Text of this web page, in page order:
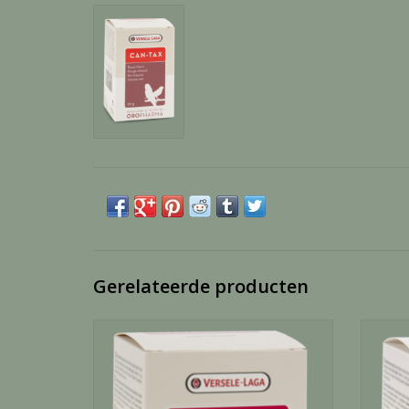
Gerelateerde producten
Omni-vit kweek & conditie - 200 Gram
TOEVOEGEN AAN WINKELWAGEN